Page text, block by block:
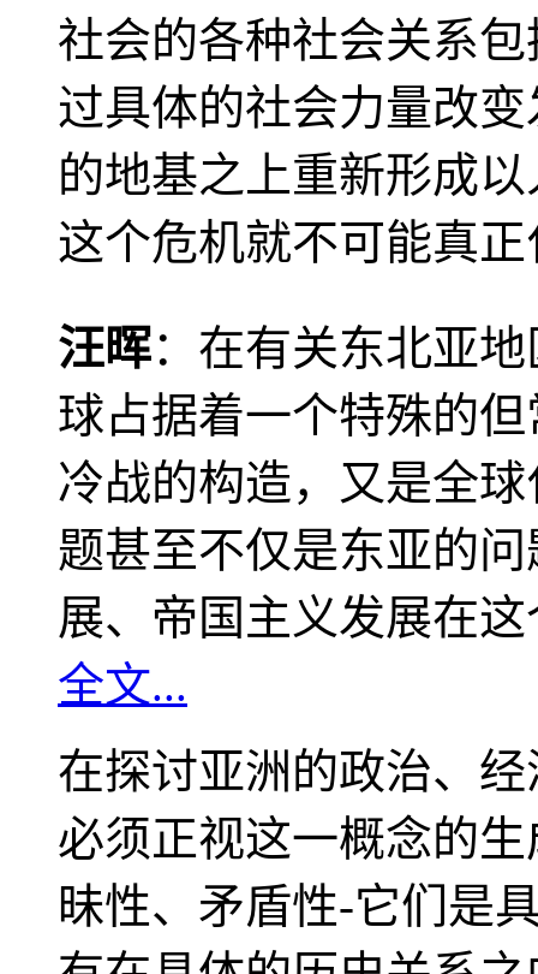
社会的各种社会关系
过具体的社会力量改
的地基之上重新形成
这个危机就不可能真
汪晖：在有关东北亚
球占据着一个特殊的
冷战的构造，又是全
题甚至不仅是东亚的
展、帝国主义发展在
全文...
在探讨亚洲的政治、
必须正视这一概念的
昧性、矛盾性-它们是